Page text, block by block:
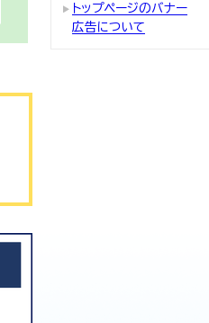
トップページのバナー
広告について